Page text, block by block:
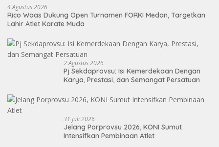
4 Agustus 2026
Rico Waas Dukung Open Turnamen FORKI Medan, Targetkan
Lahir Atlet Karate Muda
2 Agustus 2026
Pj Sekdaprovsu: Isi Kemerdekaan Dengan
Karya, Prestasi, dan Semangat Persatuan
31 Juli 2026
Jelang Porprovsu 2026, KONI Sumut
Intensifkan Pembinaan Atlet